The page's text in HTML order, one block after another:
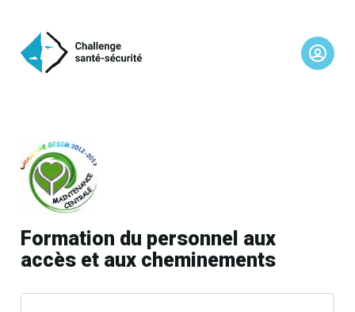
Formation du personnel aux
accès et aux cheminements